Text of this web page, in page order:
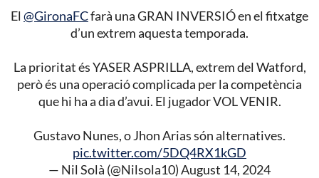
El @GironaFCfarà una GRAN INVERSIÓ en el fitxatge
d’un extrem aquesta temporada.
La prioritat és YASER ASPRILLA, extrem del Watford,
però és una operació complicada per la competència
que hi ha a dia d’avui. El jugador VOL VENIR.
Gustavo Nunes, o Jhon Arias són alternatives.
pic.twitter.com/5DQ4RX1kGD
— Nil Solà (@Nilsola10)August 14, 2024